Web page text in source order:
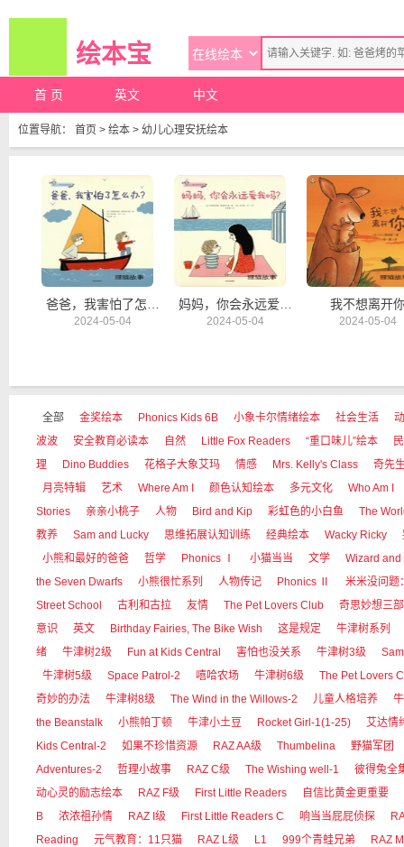
绘本宝
首 页 英文 中文
位置导航： 首页 > 绘本 > 幼儿心理安抚绘本
2024-05-04 2024-05-04
我不想离开
2024-05-04
全部 金奖绘本 Phonics Kids 6B 小象卡尔情绪绘本 社会生活
波波
安全教育必读本 自然 Little Fox Readers “重口味儿”绘本
理
Dino Buddies 花格子大象艾玛 情感 Mrs. Kelly's Class
奇先
月亮特辑
艺术 Where Am I 颜色认知绘本 多元文化
Who Am I
Stories
亲亲小桃子 人物 Bird and Kip 彩虹色的小白鱼
The
教养
Sam and Lucky 思维拓展认知训练 经典绘本 Wacky Ricky
小熊和最好的爸爸
哲学 Phonics Ⅰ 小猫当当 文学
Wizard and
the Seven Dwarfs
小熊很忙系列 人物传记 Phonics Ⅱ
米米没问题
Street School
古利和古拉 友情 The Pet Lovers Club
奇思妙想三
意识
英文 Birthday Fairies, The Bike Wish 这是规定
牛津树系列
绪
牛津树2级 Fun at Kids Central 害怕也没关系 牛津树3级
牛津树5级
Space Patrol-2 嘻哈农场 牛津树6级
The Pet Lovers
奇妙的办法
牛津树8级 The Wind in the Willows-2 儿童人格培养
the Beanstalk
小熊帕丁顿 牛津小土豆 Rocket Girl-1(1-25)
艾达情
Kids Central-2
如果不珍惜资源 RAZ AA级 Thumbelina
野猫军团
Adventures-2
哲理小故事 RAZ C级 The Wishing well-1
彼得兔全
动心灵的励志绘本
RAZ F级 First Little Readers
自信比黄金更重要
B
浓浓祖孙情 RAZ I级 First Little Readers C 响当当屁屁侦探
Reading
元气教育：11只猫 RAZ L级 L1 999个青蛙兄弟
RAZ